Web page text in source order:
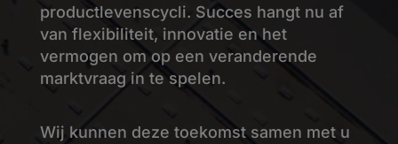
productlevenscycli. Succes hangt nu af
van flexibiliteit, innovatie en het
vermogen om op een veranderende
marktvraag in te spelen.
Wij kunnen deze toekomst samen met u